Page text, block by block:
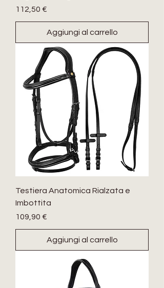
Prezzo
112,50 €
Aggiungi al carrello
Testiera Anatomica Rialzata e
Imbottita
Prezzo
109,90 €
Aggiungi al carrello